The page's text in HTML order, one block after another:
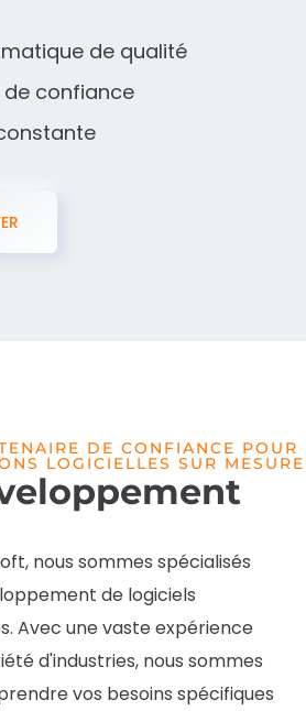
de qualité
de confiance
DE CONFIANCE POUR
LOGICIELLES SUR MESURE
nous sommes spécialisés
de logiciels
Avec une vaste expérience
d'industries, nous sommes
vos besoins spécifiques